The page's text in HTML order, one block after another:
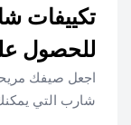
تكييفات
للحصول
اجعل صيفك
شارب التي